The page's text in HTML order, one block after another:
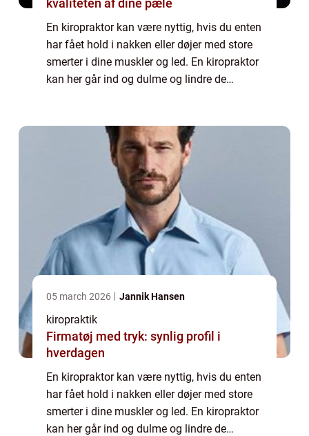
kvaliteten af dine pæle
En kiropraktor kan være nyttig, hvis du enten
har fået hold i nakken eller døjer med store
smerter i dine muskler og led. En kiropraktor
kan her går ind og dulme og lindre de
05 march 2026 Jannik Hansen
kiropraktik
Firmatøj med tryk: synlig profil i
hverdagen
En kiropraktor kan være nyttig, hvis du enten
har fået hold i nakken eller døjer med store
smerter i dine muskler og led. En kiropraktor
kan her går ind og dulme og lindre de